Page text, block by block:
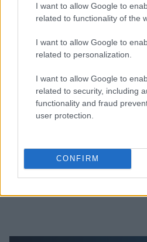
I want to allow Google to
related to functionality of the
I want to allow Google to
related to personalization.
I want to allow Google to
related to security, including
functionality and fraud
user protection.
CONFIRM
Τράπεζες: Στα 55,5 εκατ.
από τα δάνεια του ν.
Νέο Χωροταξικό
Τα ανοιχτά μέτωπα για
ελληνικής βιομηχανίας